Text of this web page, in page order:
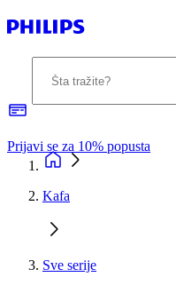
Prijavi se za 10% popusta
Kafa
Sve serije